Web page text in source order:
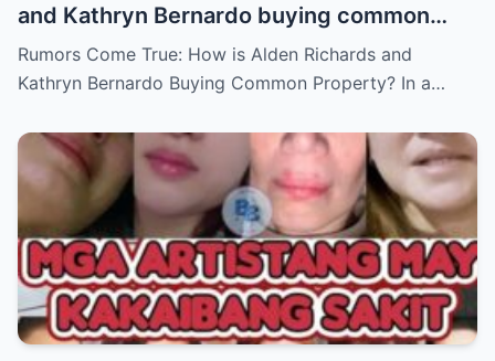
and Kathryn Bernardo buying common
property?
Rumors Come True: How is Alden Richards and
Kathryn Bernardo Buying Common Property? In a…